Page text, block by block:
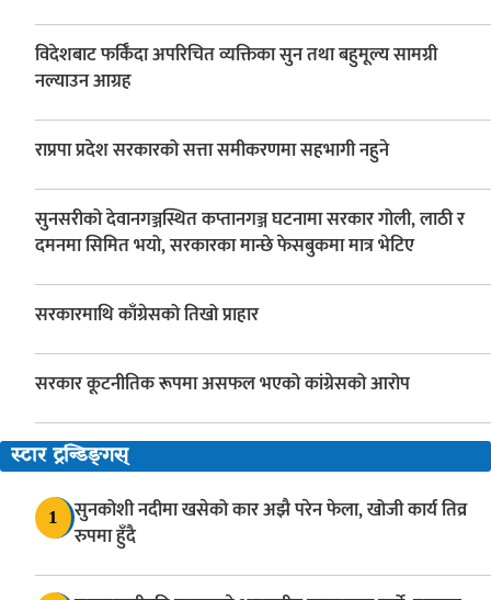
विदेशबाट फर्किँदा अपरिचित व्यक्तिका सुन तथा बहुमूल्य सामग्री
नल्याउन आग्रह
राप्रपा प्रदेश सरकारको सत्ता समीकरणमा सहभागी नहुने
सुनसरीको देवानगञ्जस्थित कप्तानगञ्ज घटनामा सरकार गोली, लाठी र
दमनमा सिमित भयो, सरकारका मान्छे फेसबुकमा मात्र भेटिए
सरकारमाथि काँग्रेसको तिखो प्राहार
सरकार कूटनीतिक रूपमा असफल भएको कांग्रेसको आरोप
स्टार ट्रन्डिङ्गस्
1
सुनकोशी नदीमा खसेको कार अझै परेन फेला, खोजी कार्य तिव्र
रुपमा हुँदै